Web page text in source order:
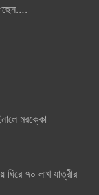
মরক্কো
ঘিরে ৭০ লাখ যাত্রীর